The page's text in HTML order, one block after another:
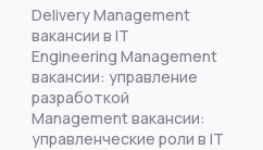
Delivery Management
вакансии в IT
Engineering Management
вакансии: управление
разработкой
Management вакансии:
управленческие роли в IT